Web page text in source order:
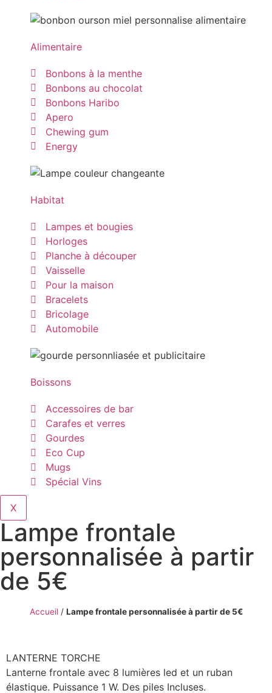
Alimentaire
Bonbons à la menthe
Bonbons au chocolat
Bonbons Haribo
Apero
Chewing gum
Energy
Habitat
Lampes et bougies
Horloges
Planche à découper
Vaisselle
Pour la maison
Bracelets
Bricolage
Automobile
Boissons
Accessoires de bar
Carafes et verres
Gourdes
Eco Cup
Mugs
Spécial Vins
X
Lampe frontale
personnalisée à partir
de 5€
Accueil/ Lampe frontale personnalisée à partir de 5€
LANTERNE TORCHE
Lanterne frontale avec 8 lumières led et un ruban
élastique. Puissance 1 W. Des piles Incluses.